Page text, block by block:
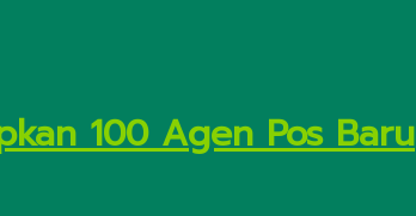
100 Agen Pos Baru